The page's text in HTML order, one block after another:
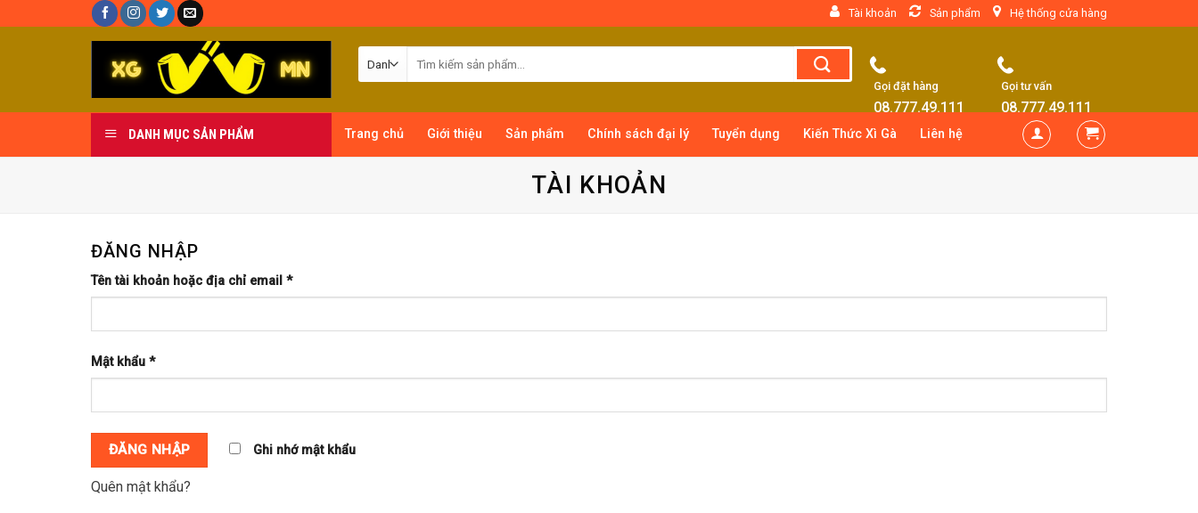
to
Tài khoản Sản phẩm Hệ thống cửa hàng
Gọi đặt hàng
08.777.49.111
Gọi tư vấn
08.777.49.111
DANH MỤC SẢN PHẨM Trang chủ Giới thiệu Sản phẩm Chính sách đại lý Tuyển dụng Kiến Thức Xì Gà Liên hệ
TÀI KHOẢN
ĐĂNG NHẬP
Tên tài khoản hoặc địa chỉ email *
Mật khẩu *
ĐĂNG NHẬP Ghi nhớ mật khẩu
Quên mật khẩu?